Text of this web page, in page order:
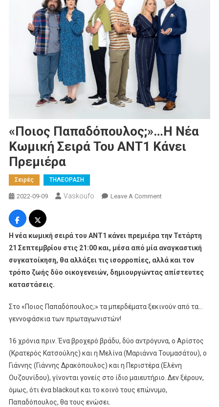
«Ποιος Παπαδόπουλος;»…Η Νέα
Κωμική Σειρά Του AΝΤ1 Κάνει
Πρεμιέρα
Σειρές ΤΗΛΕΟΡΑΣΗ
2022-09-09 Vaskoufo Leave A CommentOn
Νέα
Κωμική
Σειρά
Του
Πρεμιέρα
Η νέα κωμική σειρά του AΝΤ1 κάνει πρεμιέρα την Τετάρτη
21 Σεπτεμβρίου στις 21:00 και, μέσα από μία αναγκαστική
συγκατοίκηση, θα αλλάξει τις ισορροπίες, αλλά και τον
τρόπο ζωής δύο οικογενειών, δημιουργώντας απίστευτες
καταστάσεις.
Στο «Ποιος Παπαδόπουλος;» τα μπερδέματα ξεκινούν από τα…
γεννοφάσκια των πρωταγωνιστών!
16 χρόνια πριν. Ένα βροχερό βράδυ, δύο αντρόγυνα, ο Αρίστος
(Κρατερός Κατσούλης) και η Μελίνα (Μαριάννα Τουμασάτου), ο
Γιάννης (Γιάννης Δρακόπουλος) και η Περιστέρα (Ελένη
Ουζουνίδου), γίνονται γονείς στο ίδιο μαιευτήριο. Δεν ξέρουν,
όμως, ότι ένα blackout και το κοινό τους επώνυμο,
Παπαδόπουλος, θα τους ενώσει.